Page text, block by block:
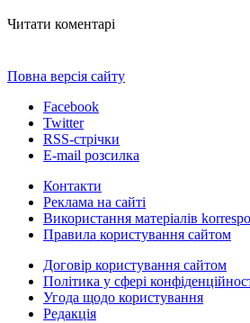
Читати коментарі
Повна версія сайту
Facebook
Twitter
RSS-стрічки
E-mail розсилка
Контакти
Реклама на сайті
Використання матеріалів
Правила користування сайтом
Договір користування сайтом
Політика у сфері
Угода щодо користування
Редакція